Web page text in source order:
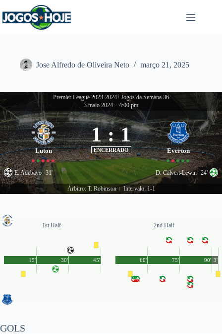
para
o
Jose Alfredo de Oliveira Neto março 21, 2025
Premier League 2023-2024 Jogos da Semana 36
3 maio 2024 - 4:00 pm
Luton
1 : 1
ENCERRADO Everton
E. Adebayo 31' D. Calvert-Lewin 24'
Árbitro: T. Robinson Intervalo: 1-1
1st Half
45'
15' 30'
2nd Half
90'
60' 75' 3'
GOLS